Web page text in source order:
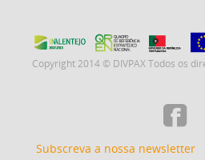
Copyright 2014 © DIVPAX Todos os
Subscreva a nossa newsletter